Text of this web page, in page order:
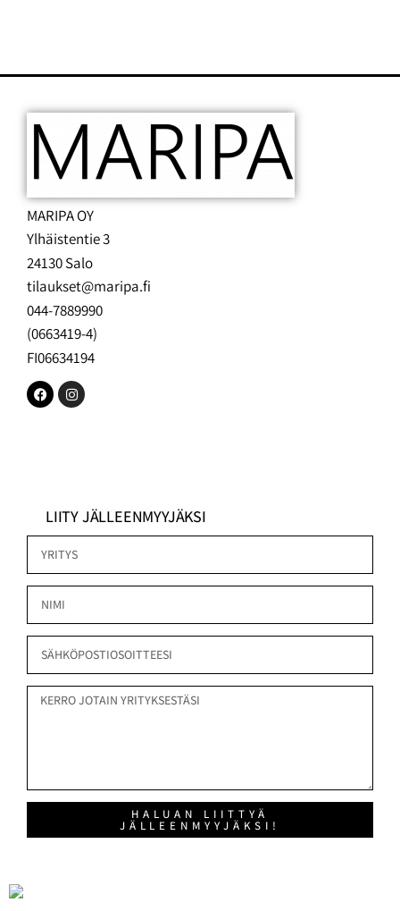
MARIPA OY
Ylhäistentie 3
24130 Salo
tilaukset@maripa.fi
044-7889990
(0663419-4)
FI06634194
LIITY JÄLLEENMYYJÄKSI
HALUAN LIITTYÄ
JÄLLEENMYYJÄKSI!